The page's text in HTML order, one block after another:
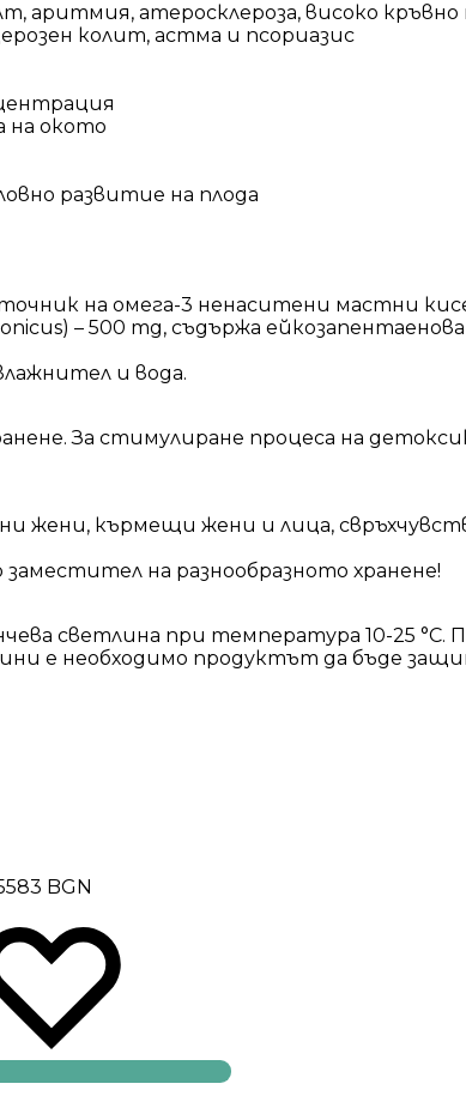
аритмия, атеросклероза, високо кръвно
колит, астма и псориазис
на окото
развитие на плода
на омега-3 ненаситени мастни
– 500 mg, съдържа ейкозапентаенова
и вода.
За стимулиране процеса на
жени, кърмещи жени и лица,
на разнообразното хранене!
светлина при температура 10-25
е необходимо продуктът да бъде
BGN